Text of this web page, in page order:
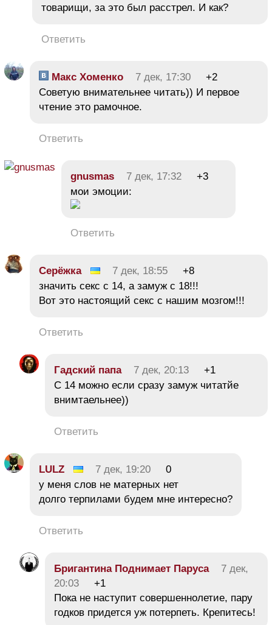
товарищи, за это был расстрел. И как?
Ответить
Макс Хоменко 7 дек, 17:30
+2
Советую внимательнее читать)) И первое
чтение это рамочное.
Ответить
gnusmas 7 дек, 17:32
+3
мои эмоции:
Ответить
Серёжка 7 дек, 18:55
+8
значить секс с 14, а замуж с 18!!!
Вот это настоящий секс с нашим мозгом!!!
Ответить
Гадский папа 7 дек, 20:13
+1
С 14 можно если сразу замуж читатйе
внимтаельнее))
Ответить
LULZ 7 дек, 19:20
0
у меня слов не матерных нет
долго терпилами будем мне интересно?
Ответить
Бригантина Поднимает Паруса
7 дек,
20:03
+1
Пока не наступит совершеннолетие, пару
годков придется уж потерпеть. Крепитесь!